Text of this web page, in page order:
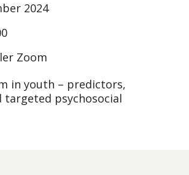
2024
Zoom
in youth – predictors,
targeted psychosocial